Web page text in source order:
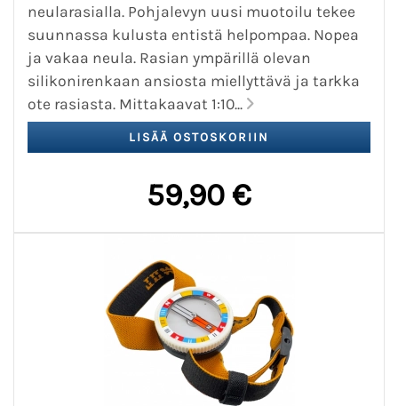
neularasialla. Pohjalevyn uusi muotoilu tekee
suunnassa kulusta entistä helpompaa. Nopea
ja vakaa neula. Rasian ympärillä olevan
silikonirenkaan ansiosta miellyttävä ja tarkka
ote rasiasta. Mittakaavat 1:10...
59,90 €